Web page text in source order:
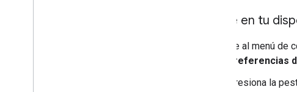
Únete en tu
Ve al menú
preferencias
Presiona la